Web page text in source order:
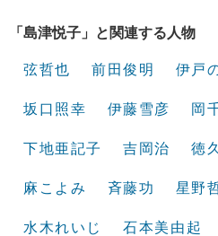
「島津悦子」と関連する人物
弦哲也 前田俊明 伊戸
坂口照幸 伊藤雪彦 岡
下地亜記子 吉岡治 徳
麻こよみ 斉藤功 星野
水木れいじ 石本美由起